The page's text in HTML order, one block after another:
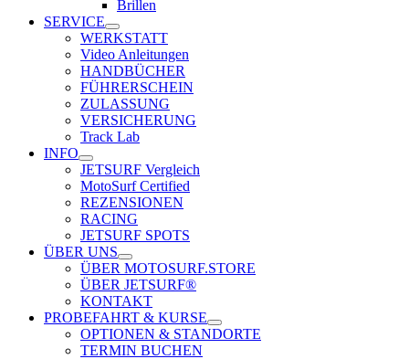
Brillen
SERVICE
WERKSTATT
Video Anleitungen
HANDBÜCHER
FÜHRERSCHEIN
ZULASSUNG
VERSICHERUNG
Track Lab
INFO
JETSURF Vergleich
MotoSurf Certified
REZENSIONEN
RACING
JETSURF SPOTS
ÜBER UNS
ÜBER MOTOSURF.STORE
ÜBER JETSURF®
KONTAKT
PROBEFAHRT & KURSE
OPTIONEN & STANDORTE
TERMIN BUCHEN